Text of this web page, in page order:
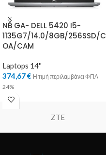
NB GA- DELL 5420 I5-
1135G7/14.0/8GB/256SSD/C
OA/CAM
Laptops 14''
374,67€ Η τιμή περιλαμβάνει ΦΠΑ
24%
ZTE